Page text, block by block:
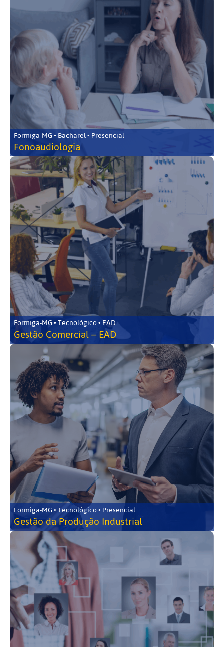
Formiga-MG • Bacharel • Presencial
Fonoaudiologia
Formiga-MG • Tecnológico • EAD
Gestão Comercial – EAD
Formiga-MG • Tecnológico • Presencial
Gestão da Produção Industrial